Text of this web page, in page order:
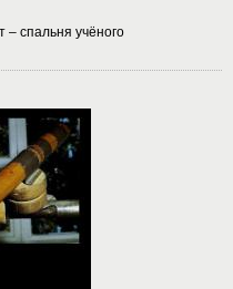
– спальня учёного